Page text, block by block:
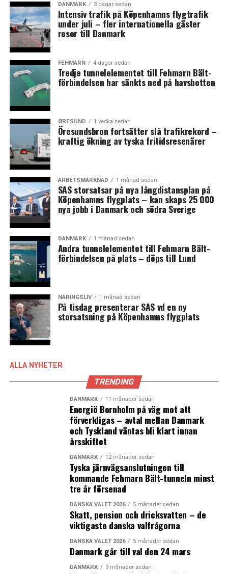
Samtidigt har prisuppgången på energi varit lägst i
Sverige under perioden, med drygt 13 procent. I
Danmark har energipriserna ökat med nästan 29
procent.
Att prisökningarna, framför allt på varor, har varit
högre i både i Sverige och Norge förklaras till viss del av
att ländernas valuta har försvagats gentemot euron,
konstaterar Konjunkturinstitutet. Enligt
Konjunkturinstitutet går det dock inte att räkna fram
hur mycket den försvagade kronkursen har bidragit till
den svenska prisutvecklingen. Den danska kronan är
knuten till euron och påverkas därför inte av
förändringar i växelkursen. (News Øresund)
Fakta: Internationell jämförelse av prisutvecklingen
i olika produktgrupper
Konjunkturinstitutets rapport är en del av
regeringsuppdraget om att analysera prissättningen
hos svenska företag i förhållande till
kostnadsutvecklingen. I denna rapport har utvecklingen
av konsumentpriserna jämförts i Sverige, Danmark,
Norge, Finland, Tyskland, Frankrike, Spanien och
euroområdet som helhet.
Källa: Konjunkturinstitutet
Läs mer:Maten i Danmark nästan 20 procent dyrare
sedan hösten 2021 – svenska livsmedelspriser har ökat
knappt 26 procent
Hållbarhetsarbete är en utmaning för mindre bolag
menar Fastighetsägarna Syd: ”De vill veta vad de kan
göra här och nu”
Ny utmärkelse till Køge Nord Station
DANMARK 3 dagar sedan
Intensiv trafik på Köpenhamns flygtrafik
under juli – fler internationella gäster
reser till Danmark
FEHMARN 4 dagar sedan
Tredje tunnelelementet till Fehmarn Bält-
förbindelsen har sänkts ned på havsbotten
ØRESUND 1 vecka sedan
Öresundsbron fortsätter slå trafikrekord –
kraftig ökning av tyska fritidsresenärer
ARBETSMARKNAD 1 månad sedan
SAS storsatsar på nya långdistansplan på
Köpenhamns flygplats – kan skaps 25 000
nya jobb i Danmark och södra Sverige
DANMARK 1 månad sedan
Andra tunnelelementet till Fehmarn Bält-
förbindelsen på plats – döps till Lund
NÄRINGSLIV 1 månad sedan
På tisdag presenterar SAS vd en ny
storsatsning på Köpenhamns flygplats
ALLA NYHETER
TRENDING
DANMARK 11 månader sedan
Energiö Bornholm på väg mot att
förverkligas – avtal mellan Danmark
och Tyskland väntas bli klart innan
årsskiftet
DANMARK 12 månader sedan
Tyska järnvägsanslutningen till
kommande Fehmarn Bält-tunneln minst
tre år försenad
DANSKA VALET 2026 5 månader sedan
Skatt, pension och dricksvatten – de
viktigaste danska valfrågorna
DANSKA VALET 2026 5 månader sedan
Danmark går till val den 24 mars
DANMARK 9 månader sedan